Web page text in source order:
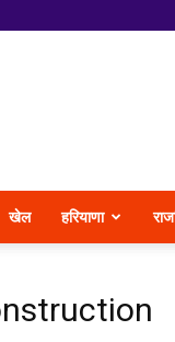
खेल हरियाणा